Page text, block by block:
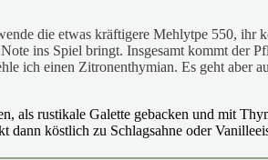
die etwas kräftigere Mehlytpe 550, ihr
ins Spiel bringt. Insgesamt kommt der
ich einen Zitronenthymian. Es geht aber